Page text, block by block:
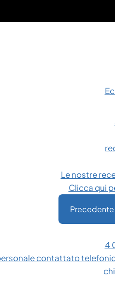
Le nostre
Clicca qui
Precedente
4
contattato